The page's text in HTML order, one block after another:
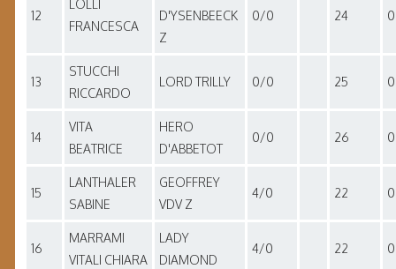
12
LOLLI
FRANCESCA
D'YSENBEECK
Z
0/0 24 0
13
STUCCHI
RICCARDO
LORD TRILLY 0/0 25 0
14
VITA
BEATRICE
HERO
D'ABBETOT
0/0 26 0
15
LANTHALER
SABINE
GEOFFREY
VDV Z
4/0 22 0
16
MARRAMI
VITALI CHIARA
LADY
DIAMOND
4/0 22 0